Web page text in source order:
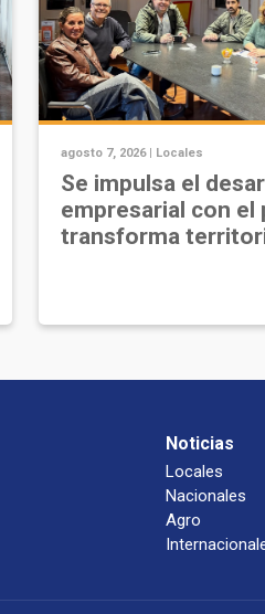
agosto 7, 2026 | Locales
Se impulsa el
empresarial con el
transforma
Noticias
Locales
Nacionales
Agro